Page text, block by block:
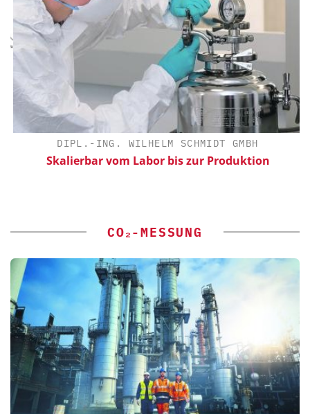
DIPL.-ING. WILHELM SCHMIDT GMBH
Skalierbar vom Labor bis zur Produktion
CO₂-MESSUNG